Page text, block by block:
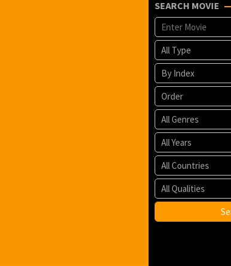
SEARCH MOVIE